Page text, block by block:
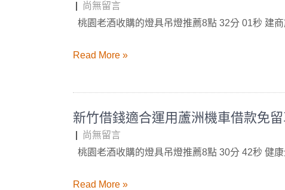
尚無留言
桃園老酒收購的燈具吊燈推薦8點 32分 01秒 建
Read More »
新竹借錢適合運用蘆洲機車借款免
尚無留言
桃園老酒收購的燈具吊燈推薦8點 30分 42秒 健
Read More »